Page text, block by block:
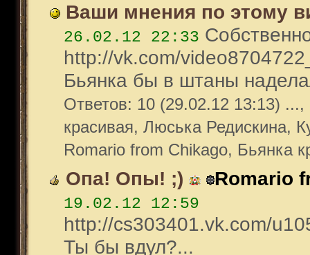
Ваши мнения по этому
26.02.12 22:33
http://vk.com/
Бьянка бы в штаны
Ответов: 10 (29.02.12 13:13)
красивая, Люська Редискина,
Romario from Chikago, Бьянка
Опа! Опы! ;) Romario
19.02.12 12:59
http://cs303401.vk.com/
Ты бы вдул?...